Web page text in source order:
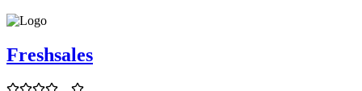
Freshsales